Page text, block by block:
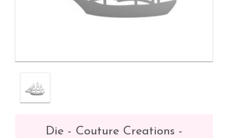
Die - Couture Creations -